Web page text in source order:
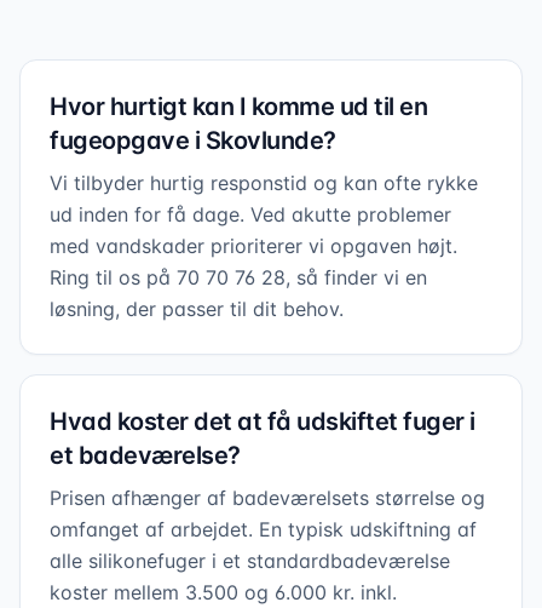
Hvor hurtigt kan I komme ud til en
fugeopgave i Skovlunde?
Vi tilbyder hurtig responstid og kan ofte rykke
ud inden for få dage. Ved akutte problemer
med vandskader prioriterer vi opgaven højt.
Ring til os på 70 70 76 28, så finder vi en
løsning, der passer til dit behov.
Hvad koster det at få udskiftet fuger i
et badeværelse?
Prisen afhænger af badeværelsets størrelse og
omfanget af arbejdet. En typisk udskiftning af
alle silikonefuger i et standardbadeværelse
koster mellem 3.500 og 6.000 kr. inkl.